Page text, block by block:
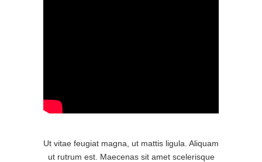
Ut vitae feugiat magna, ut mattis ligula. Aliquam
ut rutrum est. Maecenas sit amet scelerisque